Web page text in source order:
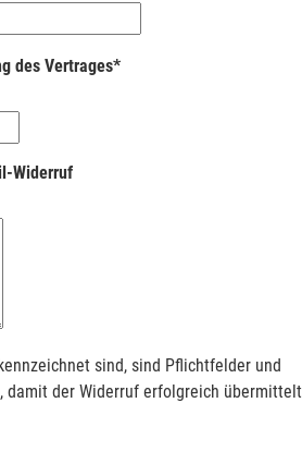
des Vertrages*
Widerruf
sind, sind Pflichtfelder und
damit der Widerruf erfolgreich übermittelt